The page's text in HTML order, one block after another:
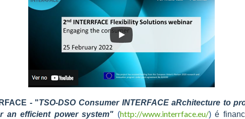
- "TSO-DSO Consumer INTERFACE aRchitecture to
an efficient power system" (http://www.interrface.eu/)é